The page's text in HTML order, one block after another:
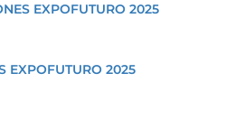
EXPOFUTURO 2025
EXPOFUTURO 2025